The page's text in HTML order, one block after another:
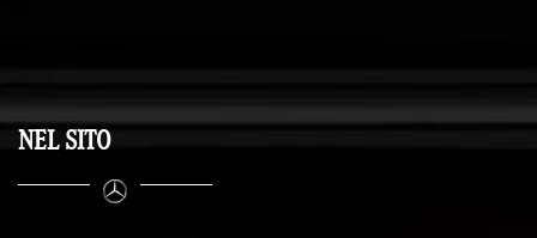
NEL SITO